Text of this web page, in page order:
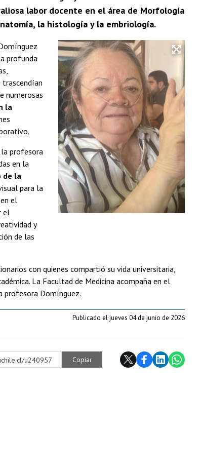
labor docente en el área de Morfología
la histología y la embriología.
profunda
trascendían
numerosas
la
profesora
en la
de la
para la
el
el
y
de las
con quienes compartió su vida universitaria,
La Facultad de Medicina acompaña en el
profesora Domínguez.
Publicado el jueves 04 de junio de 2026
u240957 Copiar